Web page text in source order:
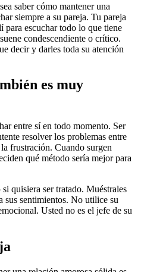
saber cómo mantener una
siempre a su pareja. Tu pareja
para escuchar todo lo que tiene
condescendiente o crítico.
decir y darles toda su atención
es muy
entre sí en todo momento. Ser
resolver los problemas entre
frustración. Cuando surgen
qué método sería mejor para
quisiera ser tratado. Muéstrales
sus sentimientos. No utilice su
Usted no es el jefe de su